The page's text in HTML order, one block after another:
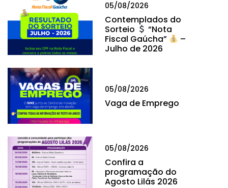
05/08/2026
Contemplados do
Sorteio
“Nota
Fiscal Gaúcha”
–
Julho de 2026
05/08/2026
Vaga de Emprego
05/08/2026
Confira a
programação do
Agosto Lilás 2026